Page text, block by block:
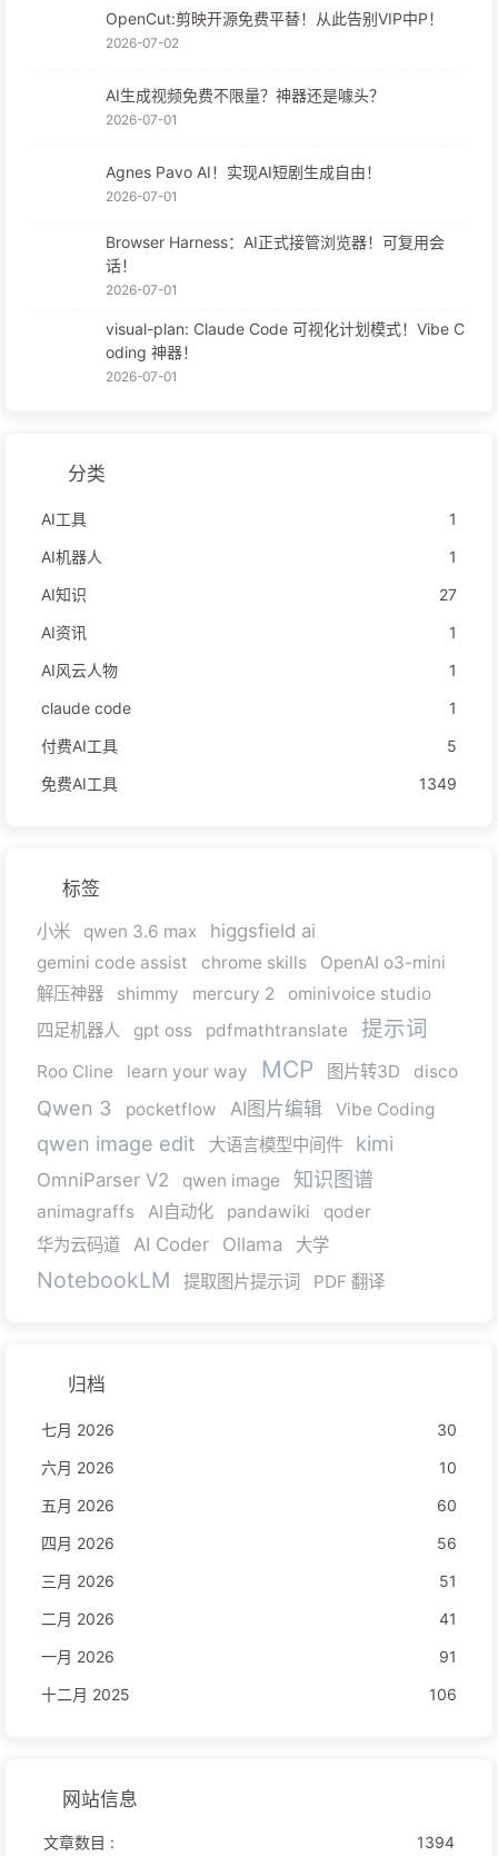
OpenCut:剪映开源免费平替！从此告别VIP中P！
2026-07-02
AI生成视频免费不限量？神器还是噱头？
2026-07-01
Agnes Pavo AI！实现AI短剧生成自由！
2026-07-01
Browser Harness：AI正式接管浏览器！可复用会
话！
2026-07-01
visual-plan: Claude Code 可视化计划模式！Vibe C
oding 神器！
2026-07-01
分类
AI工具
1
AI机器人
1
AI知识
27
AI资讯
1
AI风云人物
1
claude code
1
付费AI工具
5
免费AI工具
1349
标签
小米 qwen 3.6 max higgsfield ai
gemini code assist chrome skills
OpenAI o3-mini
解压神器
shimmy mercury 2
ominivoice studio
四足机器人
gpt oss pdfmathtranslate 提示词
Roo Cline learn your way MCP 图片转3D disco
Qwen 3 pocketflow AI图片编辑 Vibe Coding
qwen image edit 大语言模型中间件 kimi
OmniParser V2 qwen image 知识图谱
animagraffs AI自动化 pandawiki
qoder
华为云码道
AI Coder Ollama 大学
NotebookLM 提取图片提示词 PDF 翻译
归档
七月 2026
30
六月 2026
10
五月 2026
60
四月 2026
56
三月 2026
51
二月 2026
41
一月 2026
91
十二月 2025
106
网站信息
文章数目 : 1394